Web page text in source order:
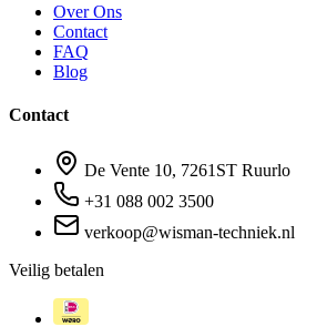
Over Ons
Contact
FAQ
Blog
Contact
De Vente 10, 7261ST Ruurlo
+31 088 002 3500
verkoop@wisman-techniek.nl
Veilig betalen